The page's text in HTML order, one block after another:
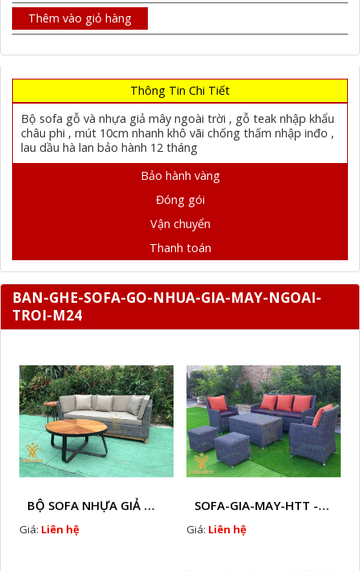
Thêm vào giỏ hàng
Thông Tin Chi Tiết
Bộ sofa gỗ và nhựa giả mây ngoài trời , gỗ teak nhập khẩu
châu phi , mút 10cm nhanh khô vãi chống thấm nhập inđo ,
lau dầu hà lan bảo hành 12 tháng
Bảo hành vàng
Đóng gói
Vận chuyển
Thanh toán
BAN-GHE-SOFA-GO-NHUA-GIA-MAY-NGOAI-
TROI-M24
BỘ SOFA NHỰA GIẢ MÂY HTT - S86
Giá: Liên hệ
SOFA-GIA-MAY-HTT - S61 COPY
Giá: Liên hệ